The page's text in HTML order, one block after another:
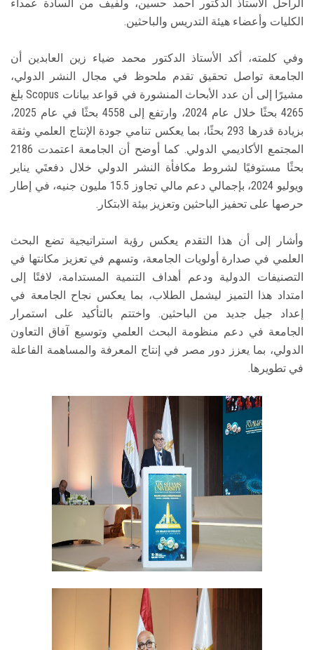
الراحل الأستاذ الدكتور أحمد حسين، ولفيف من السادة عمداء
الكليات وأعضاء هيئة التدريس والباحثين.
وفي كلمته، أكد الأستاذ الدكتور محمد ضياء زين العابدين أن
الجامعة تواصل تحقيق تقدم ملحوظ في مجال النشر الدولي،
مشيرًا إلى أن عدد الأبحاث المنشورة في قواعد بيانات Scopus بلغ
4265 بحثًا خلال عام 2024، وارتفع إلى 4558 بحثًا في عام 2025،
بزيادة قدرها 293 بحثًا، بما يعكس تنامي جودة الإنتاج العلمي وثقة
المجتمع الأكاديمي الدولي. كما أوضح أن الجامعة اعتمدت 2186
بحثًا مستوفيًا لشروط مكافأة النشر الدولي خلال دفعتَي يناير
ويوليو 2024، بإجمالي دعم مالي تجاوز 15.5 مليون جنيه، في إطار
حرصها على تحفيز الباحثين وتعزيز بيئة الابتكار.
وأشار إلى أن هذا التقدم يعكس رؤية استراتيجية تضع البحث
العلمي في صدارة أولويات الجامعة، وتسهم في تعزيز مكانتها في
التصنيفات الدولية ودعم أهداف التنمية المستدامة، لافتًا إلى
امتداد هذا التميز ليشمل الطلاب، بما يعكس نجاح الجامعة في
إعداد جيل جديد من الباحثين. واختتم بالتأكيد على استمرار
الجامعة في دعم منظومة البحث العلمي وتوسيع آفاق التعاون
الدولي، بما يعزز دور مصر في إنتاج المعرفة والمساهمة الفاعلة
في تطويرها.